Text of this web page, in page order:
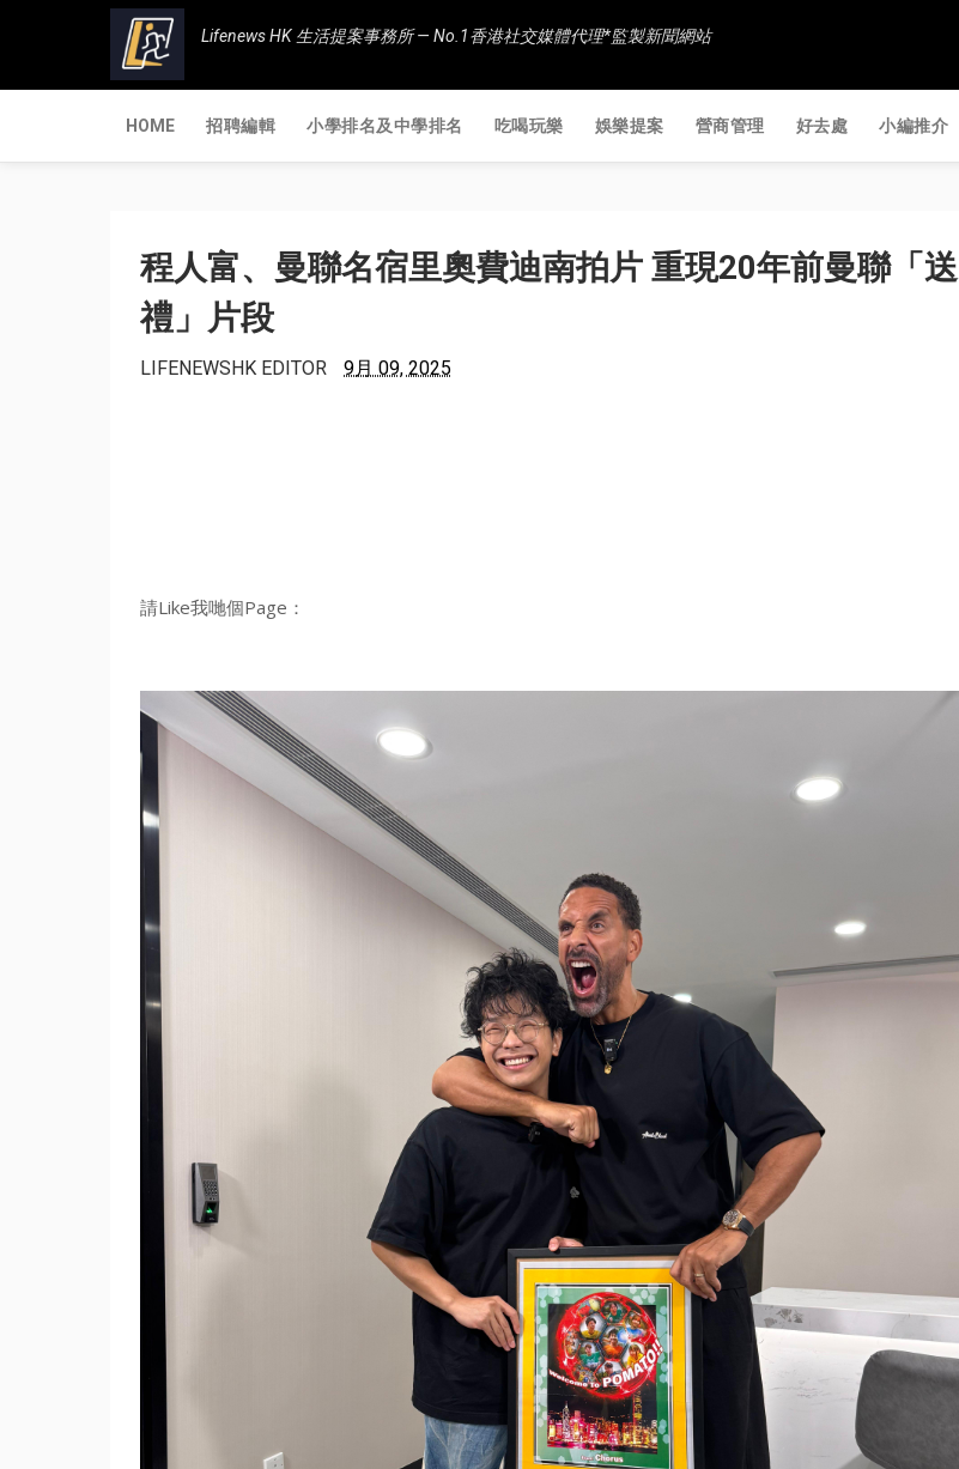
Lifenews HK 生活提案事務所 — No.1香港社交媒體代理*監製新聞網站
HOME 招聘編輯 小學排名及中學排名 吃喝玩樂 娛樂提案 營商管理 好去處 小編推介
程人富、曼聯名宿里奧費迪南拍片 重現20年前曼聯「送
禮」片段
LIFENEWSHK EDITOR 9月 09, 2025
請Like我哋個Page：